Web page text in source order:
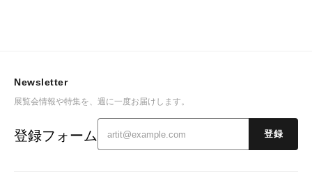
Newsletter
展覧会情報や特集を、週に一度お届けします。
登録フォーム 登録